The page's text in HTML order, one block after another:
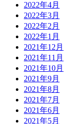
2022年4月
2022年3月
2022年2月
2022年1月
2021年12月
2021年11月
2021年10月
2021年9月
2021年8月
2021年7月
2021年6月
2021年5月